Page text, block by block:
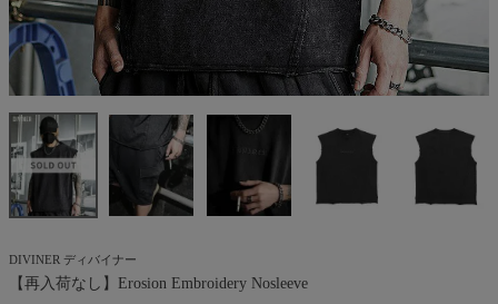
DIVINER ディバイナー
【再入荷なし】Erosion Embroidery Nosleeve